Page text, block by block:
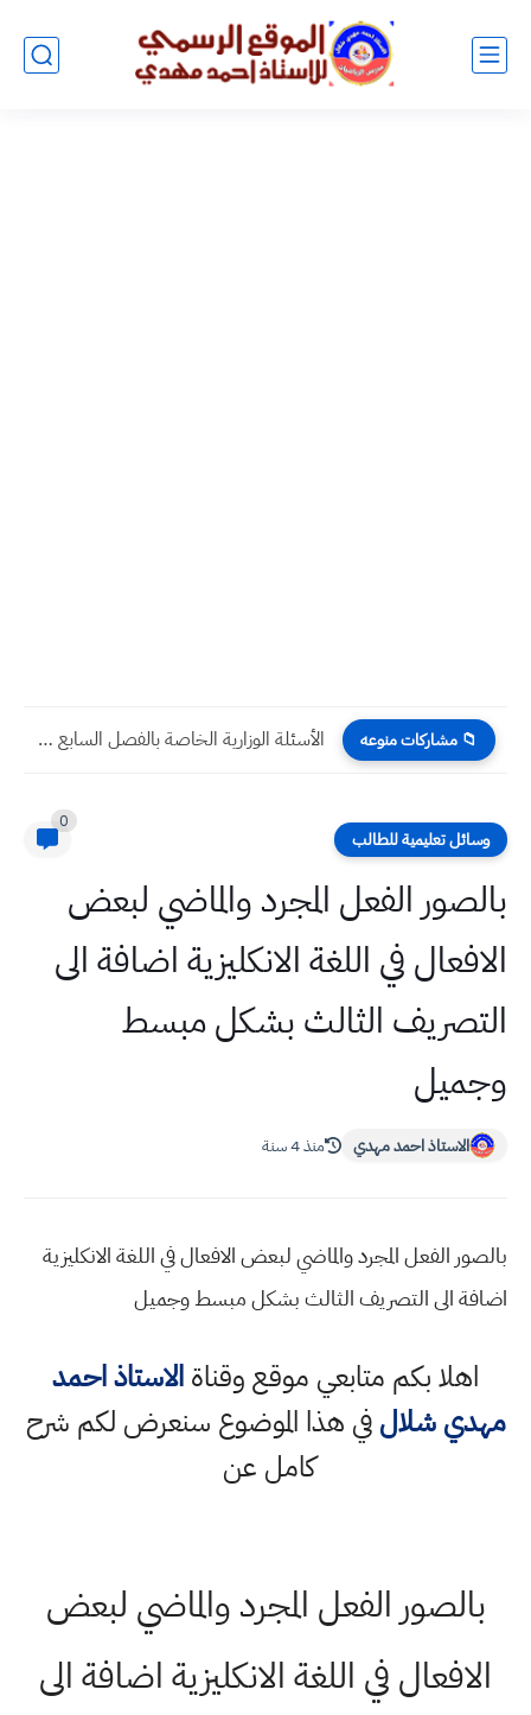
📁 مشاركات منوعه الأسئلة الوزارية الخاصة بالفصل السابع المستقيمات المتوازية والدائرة رياضيات للصف...
وسائل تعليمية للطالب
0
بالصور الفعل المجرد والماضي لبعض
الافعال في اللغة الانكليزية اضافة الى
التصريف الثالث بشكل مبسط
وجميل
الاستاذ احمد مهدي منذ 4 سنة
بالصور الفعل المجرد والماضي لبعض الافعال في اللغة الانكليزية
اضافة الى التصريف الثالث بشكل مبسط وجميل
اهلا بكم متابعي موقع وقناةالاستاذ احمد
مهدي شلالفي هذا الموضوع سنعرض لكم شرح
كامل عن
بالصور الفعل المجرد والماضي لبعض
الافعال في اللغة الانكليزية اضافة الى